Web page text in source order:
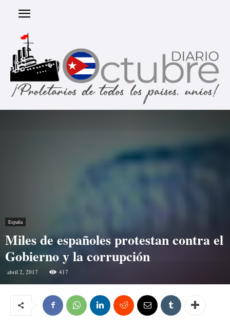
España
Miles de españoles protestan contra el
Gobierno y la corrupción
abril 2, 2017 417